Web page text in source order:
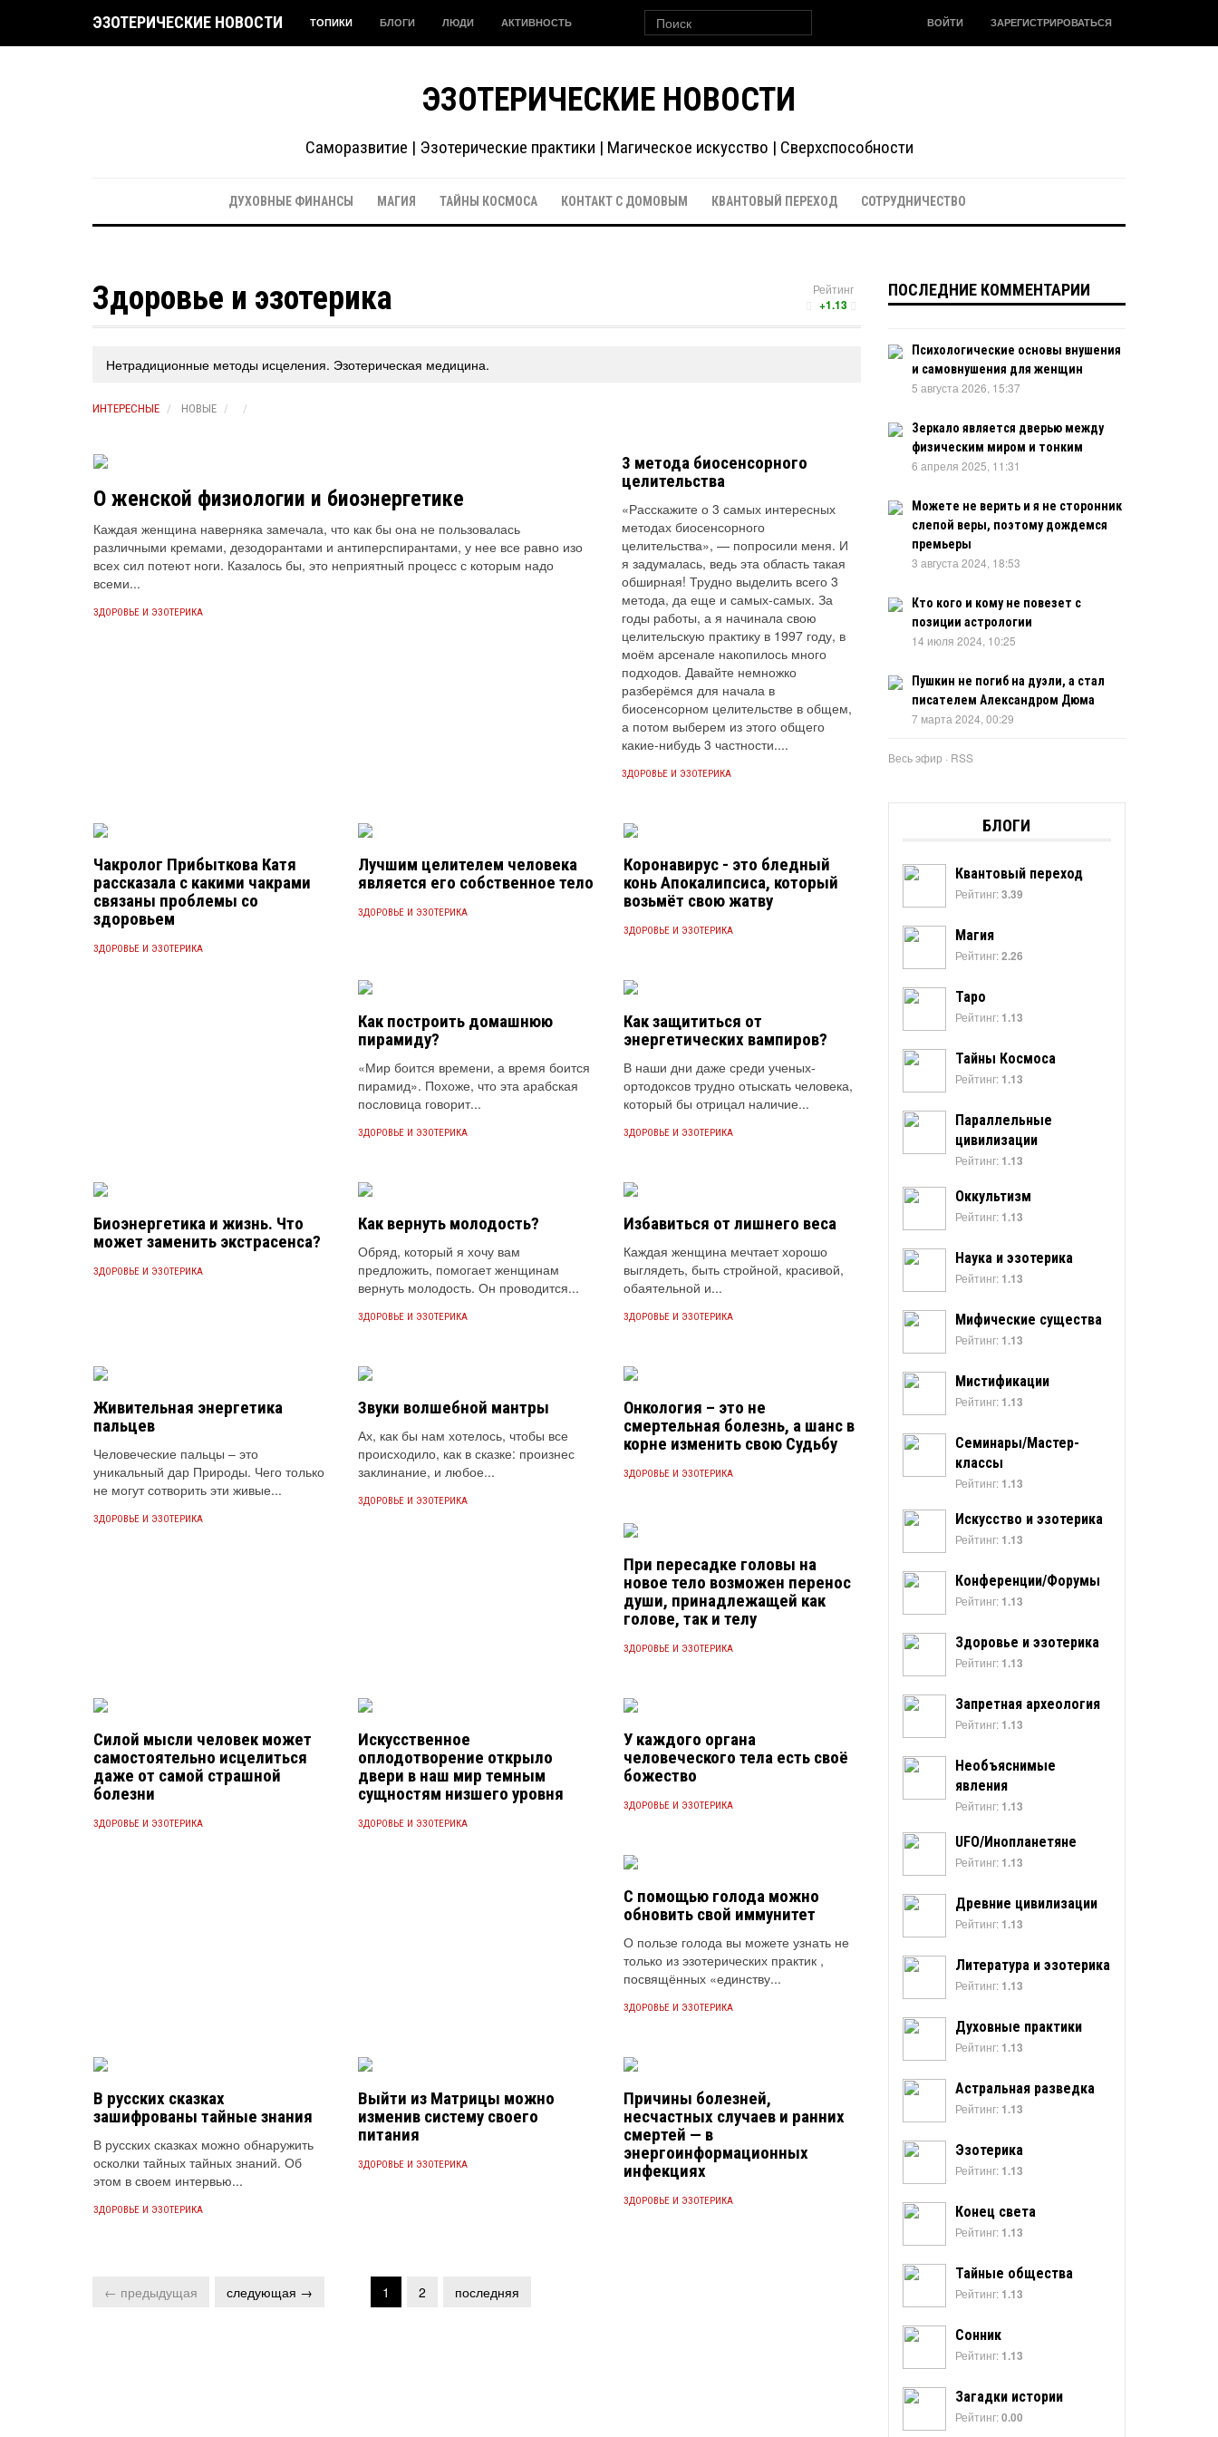
ЭЗОТЕРИЧЕСКИЕ НОВОСТИ ТОПИКИ БЛОГИ ЛЮДИ АКТИВНОСТЬ ВОЙТИ ЗАРЕГИСТРИРОВАТЬСЯ
ЭЗОТЕРИЧЕСКИЕ НОВОСТИ
Саморазвитие | Эзотерические практики | Магическое искусство | Сверхспособности
ДУХОВНЫЕ ФИНАНСЫ МАГИЯ ТАЙНЫ КОСМОСА КОНТАКТ С ДОМОВЫМ КВАНТОВЫЙ ПЕРЕХОД СОТРУДНИЧЕСТВО
Рейтинг
+1.13
Здоровье и эзотерика
Нетрадиционные методы исцеления. Эзотерическая медицина.
ИНТЕРЕСНЫЕ НОВЫЕ
О женской физиологии и биоэнергетике
Каждая женщина наверняка замечала, что как бы она не пользовалась
различными кремами, дезодорантами и антиперспирантами, у нее все равно изо
всех сил потеют ноги. Казалось бы, это неприятный процесс с которым надо
всеми...
ЗДОРОВЬЕ И ЭЗОТЕРИКА
3 метода биосенсорного
целительства
«Расскажите о 3 самых интересных
методах биосенсорного
целительства», — попросили меня. И
я задумалась, ведь эта область такая
обширная! Трудно выделить всего 3
метода, да еще и самых-самых. За
годы работы, а я начинала свою
целительскую практику в 1997 году, в
моём арсенале накопилось много
подходов. Давайте немножко
разберёмся для начала в
биосенсорном целительстве в общем,
а потом выберем из этого общего
какие-нибудь 3 частности....
ЗДОРОВЬЕ И ЭЗОТЕРИКА
Чакролог Прибыткова Катя
рассказала с какими чакрами
связаны проблемы со
здоровьем
ЗДОРОВЬЕ И ЭЗОТЕРИКА
Лучшим целителем человека
является его собственное тело
ЗДОРОВЬЕ И ЭЗОТЕРИКА
Коронавирус - это бледный
конь Апокалипсиса, который
возьмёт свою жатву
ЗДОРОВЬЕ И ЭЗОТЕРИКА
Как построить домашнюю
пирамиду?
«Мир боится времени, а время боится
пирамид». Похоже, что эта арабская
пословица говорит...
ЗДОРОВЬЕ И ЭЗОТЕРИКА
Как защититься от
энергетических вампиров?
В наши дни даже среди ученых-
ортодоксов трудно отыскать человека,
который бы отрицал наличие...
ЗДОРОВЬЕ И ЭЗОТЕРИКА
Биоэнергетика и жизнь. Что
может заменить экстрасенса?
ЗДОРОВЬЕ И ЭЗОТЕРИКА
Как вернуть молодость?
Обряд, который я хочу вам
предложить, помогает женщинам
вернуть молодость. Он проводится...
ЗДОРОВЬЕ И ЭЗОТЕРИКА
Избавиться от лишнего веса
Каждая женщина мечтает хорошо
выглядеть, быть стройной, красивой,
обаятельной и...
ЗДОРОВЬЕ И ЭЗОТЕРИКА
Живительная энергетика
пальцев
Человеческие пальцы – это
уникальный дар Природы. Чего только
не могут сотворить эти живые...
ЗДОРОВЬЕ И ЭЗОТЕРИКА
Звуки волшебной мантры
Ах, как бы нам хотелось, чтобы все
происходило, как в сказке: произнес
заклинание, и любое...
ЗДОРОВЬЕ И ЭЗОТЕРИКА
Онкология – это не
смертельная болезнь, а шанс в
корне изменить свою Судьбу
ЗДОРОВЬЕ И ЭЗОТЕРИКА
При пересадке головы на
новое тело возможен перенос
души, принадлежащей как
голове, так и телу
ЗДОРОВЬЕ И ЭЗОТЕРИКА
Силой мысли человек может
самостоятельно исцелиться
даже от самой страшной
болезни
ЗДОРОВЬЕ И ЭЗОТЕРИКА
Искусственное
оплодотворение открыло
двери в наш мир темным
сущностям низшего уровня
ЗДОРОВЬЕ И ЭЗОТЕРИКА
У каждого органа
человеческого тела есть своё
божество
ЗДОРОВЬЕ И ЭЗОТЕРИКА
C помощью голода можно
обновить свой иммунитет
О пользе голода вы можете узнать не
только из эзотерических практик ,
посвящённых «единству...
ЗДОРОВЬЕ И ЭЗОТЕРИКА
В русских сказках
зашифрованы тайные знания
В русских сказках можно обнаружить
осколки тайных тайных знаний. Об
этом в своем интервью...
ЗДОРОВЬЕ И ЭЗОТЕРИКА
Выйти из Матрицы можно
изменив систему своего
питания
ЗДОРОВЬЕ И ЭЗОТЕРИКА
Причины болезней,
несчастных случаев и ранних
смертей — в
энергоинформационных
инфекциях
ЗДОРОВЬЕ И ЭЗОТЕРИКА
← предыдущая следующая → 1 2 последняя
ПОСЛЕДНИЕ КОММЕНТАРИИ
Психологические основы внушения
и самовнушения для женщин
5 августа 2026, 15:37
Зеркало является дверью между
физическим миром и тонким
6 апреля 2025, 11:31
Можете не верить и я не сторонник
слепой веры, поэтому дождемся
премьеры
3 августа 2024, 18:53
Кто кого и кому не повезет с
позиции астрологии
14 июля 2024, 10:25
Пушкин не погиб на дуэли, а стал
писателем Александром Дюма
7 марта 2024, 00:29
Весь эфир · RSS
БЛОГИ
Квантовый переход
Рейтинг:3.39
Магия
Рейтинг:2.26
Таро
Рейтинг: 1.13
Тайны Космоса
Рейтинг: 1.13
Параллельные
цивилизации
Рейтинг: 1.13
Оккультизм
Рейтинг: 1.13
Наука и эзотерика
Рейтинг: 1.13
Мифические существа
Рейтинг: 1.13
Мистификации
Рейтинг: 1.13
Семинары/Мастер-
классы
Рейтинг: 1.13
Искусство и эзотерика
Рейтинг: 1.13
Конференции/Форумы
Рейтинг: 1.13
Здоровье и эзотерика
Рейтинг: 1.13
Запретная археология
Рейтинг: 1.13
Необъяснимые
явления
Рейтинг: 1.13
UFO/Инопланетяне
Рейтинг: 1.13
Древние цивилизации
Рейтинг: 1.13
Литература и эзотерика
Рейтинг: 1.13
Духовные практики
Рейтинг: 1.13
Астральная разведка
Рейтинг: 1.13
Эзотерика
Рейтинг: 1.13
Конец света
Рейтинг: 1.13
Тайные общества
Рейтинг: 1.13
Сонник
Рейтинг: 1.13
Загадки истории
Рейтинг:0.00